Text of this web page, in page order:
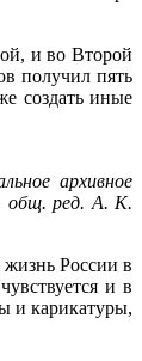
и во Второй
получил пять
создать иные
архивное
общ. ред. А. К.
жизнь России в
и в
и карикатуры,